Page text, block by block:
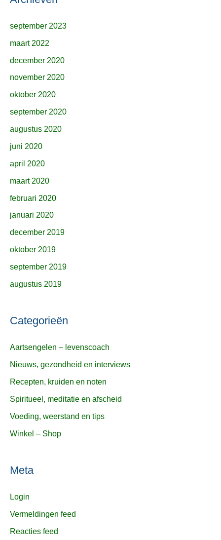
september 2023
maart 2022
december 2020
november 2020
oktober 2020
september 2020
augustus 2020
juni 2020
april 2020
maart 2020
februari 2020
januari 2020
december 2019
oktober 2019
september 2019
augustus 2019
Categorieën
Aartsengelen – levenscoach
Nieuws, gezondheid en interviews
Recepten, kruiden en noten
Spiritueel, meditatie en afscheid
Voeding, weerstand en tips
Winkel – Shop
Meta
Login
Vermeldingen feed
Reacties feed